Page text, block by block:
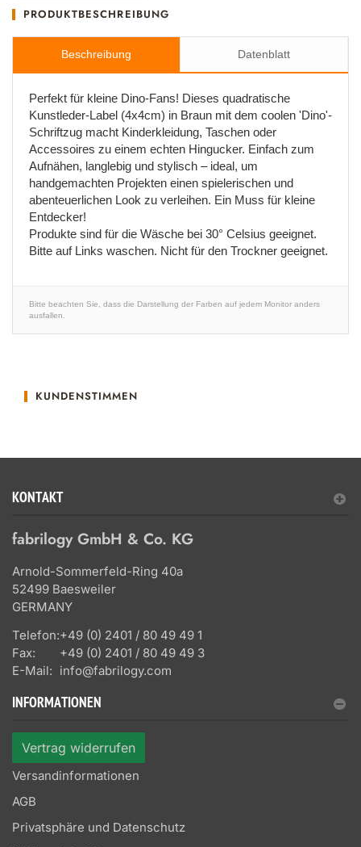
PRODUKTBESCHREIBUNG
Beschreibung Datenblatt
Perfekt für kleine Dino-Fans! Dieses quadratische
Kunstleder-Label (4x4cm) in Braun mit dem coolen 'Dino'-
Schriftzug macht Kinderkleidung, Taschen oder
Accessoires zu einem echten Hingucker. Einfach zum
Aufnähen, langlebig und stylisch – ideal, um
handgemachten Projekten einen spielerischen und
abenteuerlichen Look zu verleihen. Ein Muss für kleine
Entdecker!
Produkte sind für die Wäsche bei 30° Celsius geeignet.
Bitte auf Links waschen. Nicht für den Trockner geeignet.
Bitte beachten Sie, dass die Darstellung der Farben auf jedem Monitor anders
ausfallen.
KUNDENSTIMMEN
KONTAKT
fabrilogy GmbH & Co. KG
Arnold-Sommerfeld-Ring 40a
52499 Baesweiler
GERMANY
Telefon:+49 (0) 2401 / 80 49 49 1
Fax:
+49 (0) 2401 / 80 49 49 3
E-Mail: info@fabrilogy.com
INFORMATIONEN
Vertrag widerrufen
Versandinformationen
AGB
Privatsphäre und Datenschutz